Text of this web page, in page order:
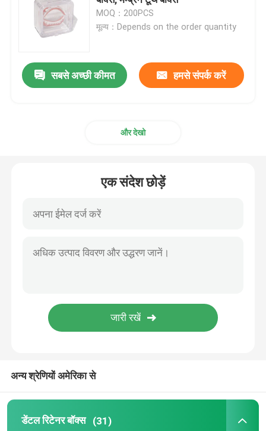
मिरर के साथ एलाइनर केस
डेंटल एलाइनर चेवीज
ऑर्थोडोंटिक संयुक्ताक्षर संबंध
ऑर्थोडॉन्टिक केयर किट
डेंटल माउथ ओपनर
डेंटल पॉलिशिंग किट
डेन्चर क्लीनिंग ब्रश
MOQ：200PCS
मूल्य：Depends on the order quantity
सबसे अच्छी कीमत हमसे संपर्क करें
और देखो
एक संदेश छोड़ें
अन्य श्रेणियों अमेरिका से
डेंटल रिटेनर बॉक्स (31)